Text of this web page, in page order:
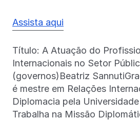
Assista aqui
Título: A Atuação do
Internacionais no Setor
(governos)Beatriz
é mestre em Relações
Diplomacia pela
Trabalha na Missão